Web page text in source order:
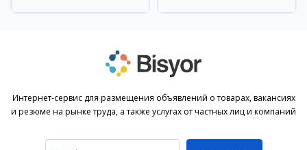
Интернет-сервис для размещения объявлений о товарах, вакансиях
и резюме на рынке труда, а также услугах от частных лиц и компаний